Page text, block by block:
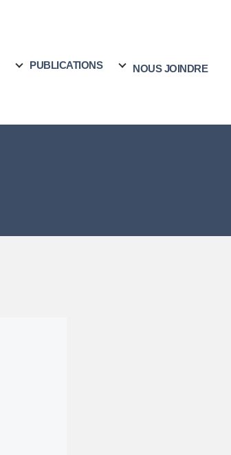
PUBLICATIONS NOUS JOINDRE